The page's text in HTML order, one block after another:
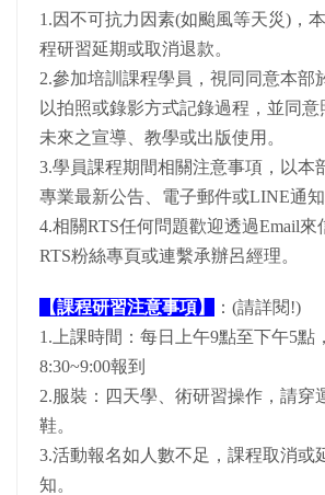
1.因不可抗力因素(如颱風等天災)，
程研習延期或取消退款。
2.參加培訓課程學員，視同同意本部
以拍照或錄影方式記錄過程，並同
未來之宣導、教學或出版使用。
3.學員課程期間相關注意事項，以本
專業最新公告、電子郵件或LINE通知
4.相關RTS任何問題歡迎透過Email來
RTS粉絲專頁或連繫承辦呂經理。
【課程研習注意事項】
：(請詳閱!)
1.上課時間：每日上午9點至下午5點
8:30~9:00報到
2.服裝：四天學、術研習操作，請穿
鞋。
3.活動報名如人數不足，課程取消或
知。